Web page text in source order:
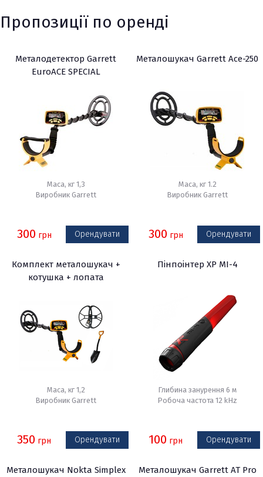
Пропозиції по оренді
Металодетектор Garrett
EuroACE SPECIAL
Маса, кг 1,3
Виробник Garrett
300 грн Орендувати
Металошукач Garrett Ace-250
Маса, кг 1.2
Виробник Garrett
300 грн Орендувати
Комплект металошукач +
котушка + лопата
Маса, кг 1,2
Виробник Garrett
350 грн Орендувати
Пінпоінтер XP MI-4
Глибина занурення 6 м
Робоча частота 12 kHz
100 грн Орендувати
Металошукач Nokta Simplex
Металошукач Garrett AT Pro